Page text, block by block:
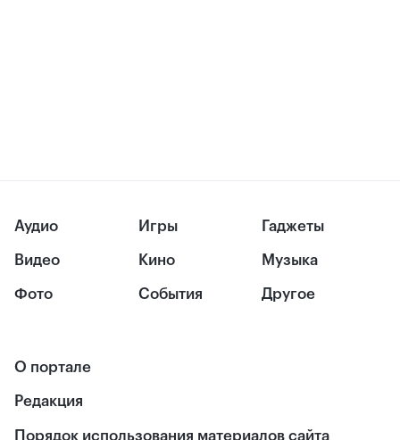
Аудио
Видео
Фото
Игры
Кино
События
Гаджеты
Музыка
Другое
О портале
Редакция
Порядок использования материалов сайта